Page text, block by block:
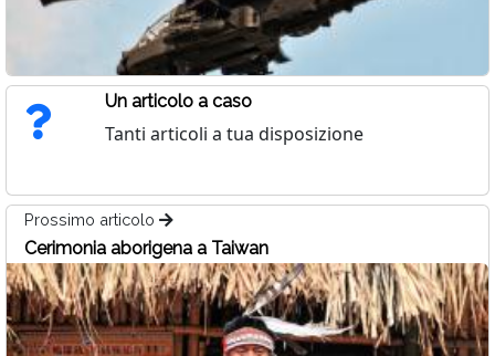
Un articolo a caso
Tanti articoli a tua disposizione
Prossimo articolo
Cerimonia aborigena a Taiwan